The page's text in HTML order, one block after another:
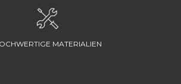
MATERIALIEN